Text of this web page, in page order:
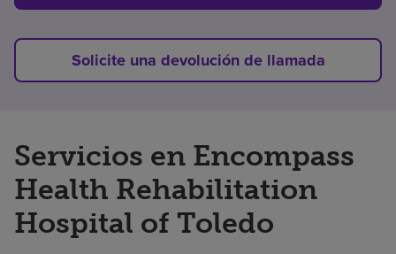
Solicite una devolución de llamada
Servicios en Encompass
Health Rehabilitation
Hospital of Toledo